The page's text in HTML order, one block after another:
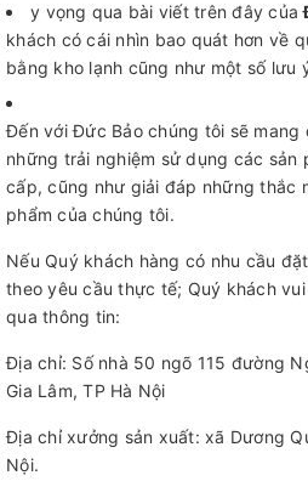
y vọng qua bài viết trên đây của
khách có cái nhìn bao quát hơn về
bằng kho lạnh cũng như một số lưu
Đến với Đức Bảo chúng tôi sẽ mang
những trải nghiệm sử dụng các sản
cấp, cũng như giải đáp những thắc
phẩm của chúng tôi.
Nếu Quý khách hàng có nhu cầu
theo yêu cầu thực tế; Quý khách
qua thông tin:
Địa chỉ: Số nhà 50 ngõ 115 đường
Gia Lâm, TP Hà Nội
Địa chỉ xưởng sản xuất: xã Dương
Nội.